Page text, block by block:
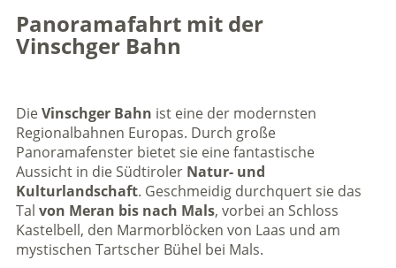
Panoramafahrt mit der
Vinschger Bahn
DieVinschger Bahn ist eine der modernsten
Regionalbahnen Europas. Durch große
Panoramafenster bietet sie eine fantastische
Aussicht in die Südtiroler Natur- und
Kulturlandschaft. Geschmeidig durchquert sie das
Tal von Meran bis nach Mals, vorbei an Schloss
Kastelbell, den Marmorblöcken von Laas und am
mystischen Tartscher Bühel bei Mals.